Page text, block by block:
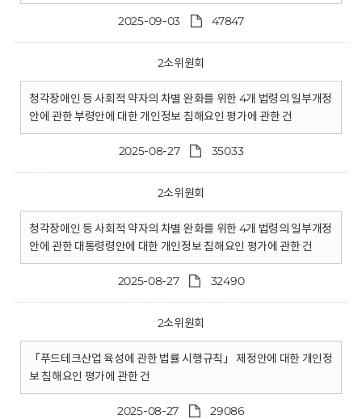
2025-09-03 47847
2소위원회
청각장애인 등 사회적 약자의 차별 완화를 위한 4개 법령의 일부개정
안에 관한 부령안에 대한 개인정보 침해요인 평가에 관한 건
2025-08-27 35033
2소위원회
청각장애인 등 사회적 약자의 차별 완화를 위한 4개 법령의 일부개정
안에 관한 대통령령안에 대한 개인정보 침해요인 평가에 관한 건
2025-08-27 32490
2소위원회
「푸드테크산업 육성에 관한 법률 시행규칙」 제정안에 대한 개인정
보 침해요인 평가에 관한 건
2025-08-27 29086